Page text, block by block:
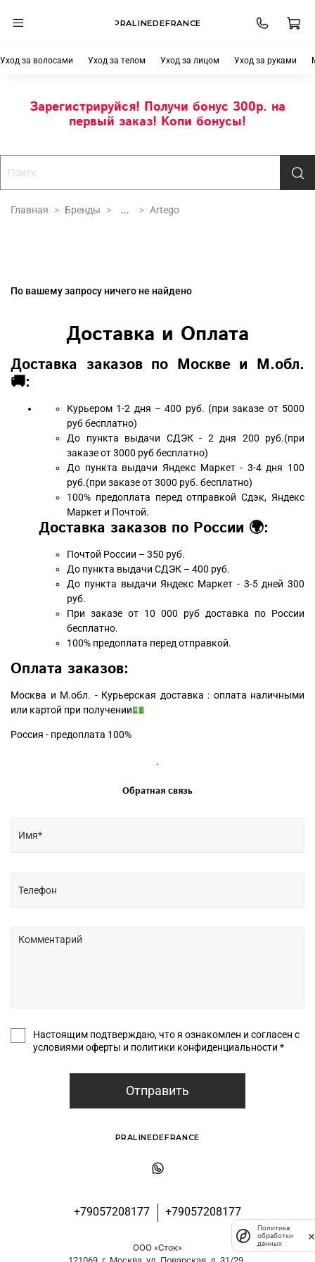
PRALINEDEFRANCE
Уход за волосами Уход за телом Уход за лицом Уход за руками
Зарегистрируйся! Получи бонус 300р. на
первый заказ! Копи бонусы!
Главная Бренды ... Artego
По вашему запросу ничего не найдено
Доставка и Оплата
Доставка заказов по Москве и М.обл.
🚚:
Курьером 1-2 дня – 400 руб. (при заказе от 5000
руб бесплатно)
До пункта выдачи СДЭК - 2 дня 200 руб.(при
заказе от 3000 руб бесплатно)
До пункта выдачи Яндекс Маркет - 3-4 дня 100
руб.(при заказе от 3000 руб. бесплатно)
100% предоплата перед отправкой Сдэк, Яндекс
Маркет и Почтой.
Доставка заказов по России 🌍:
Почтой России – 350 руб.
До пункта выдачи СДЭК – 400 руб.
До пункта выдачи Яндекс Маркет - 3-5 дней 300
руб.
При заказе от 10 000 руб доставка по России
бесплатно.
100% предоплата перед отправкой.
Оплата заказов:
Москва и М.обл. - Курьерская доставка : оплата наличными
или картой при получении💵
Россия - предоплата 100%
.
Обратная связь
Настоящим подтверждаю, что я ознакомлен и согласен с
условиями оферты и политики конфиденциальности *
Отправить
+79057208177 +79057208177
PRALINEDEFRANCE
ООО «Сток»
Политика
обработки
данных